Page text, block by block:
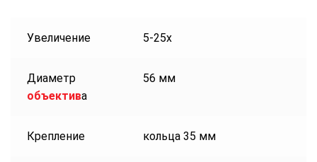
Увеличение 5-25x
Диаметр
объектива
56 мм
Крепление кольца 35 мм